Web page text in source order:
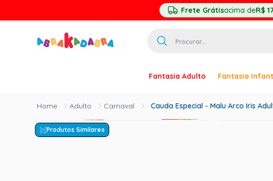
Frete Grátisacima deR$
Fantasia Adulto Fantasia
Adulto Carnaval Cauda Especial - Malu Arco Iris
Produtos Similares
princesa
3º
pirata